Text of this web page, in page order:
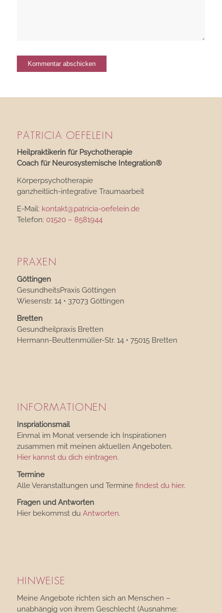
PATRICIA OEFELEIN
Heilpraktikerin für Psychotherapie
Coach für Neurosystemische Integration®
Körperpsychotherapie
ganzheitlich-integrative Traumaarbeit
E-Mail: kontakt@patricia-oefelein.de
Telefon: 01520 – 8581944
PRAXEN
Göttingen
GesundheitsPraxis Göttingen
Wiesenstr. 14 • 37073 Göttingen
Bretten
Gesundheilpraxis Bretten
Hermann-Beuttenmüller-Str. 14 • 75015 Bretten
INFORMATIONEN
Inspriationsmail
Einmal im Monat versende ich Inspirationen
zusammen mit meinen aktuellen Angeboten.
Hier kannst du dich eintragen.
Termine
Alle Veranstaltungen und Termine findest du hier.
Fragen und Antworten
Hier bekommst du Antworten.
HINWEISE
Meine Angebote richten sich an Menschen –
unabhängig von ihrem Geschlecht (Ausnahme: